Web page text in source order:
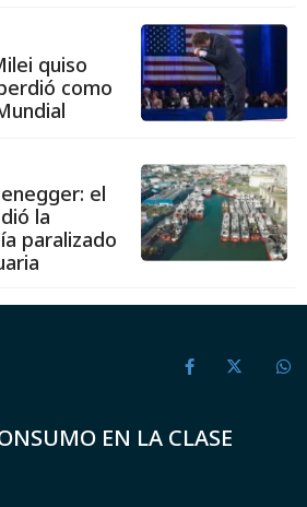
quiso
como
el
la
paralizado
EN LA CLASE